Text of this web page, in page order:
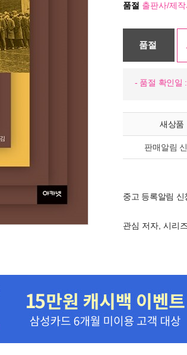
품절 출판사/제
품절
- 품절 확인일
새상품
판매알림
중고 등록알림 신
관심 저자, 시리